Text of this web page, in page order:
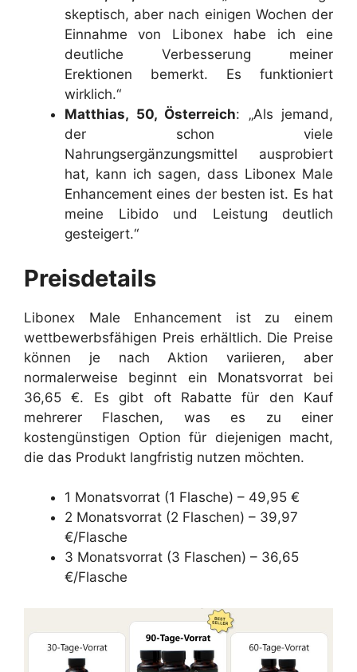
skeptisch, aber nach einigen Wochen der
Einnahme von Libonex habe ich eine
deutliche Verbesserung meiner
Erektionen bemerkt. Es funktioniert
wirklich.“
Matthias, 50, Österreich: „Als jemand,
der schon viele
Nahrungsergänzungsmittel ausprobiert
hat, kann ich sagen, dass Libonex Male
Enhancement eines der besten ist. Es hat
meine Libido und Leistung deutlich
gesteigert.“
Preisdetails
Libonex Male Enhancement ist zu einem
wettbewerbsfähigen Preis erhältlich. Die Preise
können je nach Aktion variieren, aber
normalerweise beginnt ein Monatsvorrat bei
36,65 €. Es gibt oft Rabatte für den Kauf
mehrerer Flaschen, was es zu einer
kostengünstigen Option für diejenigen macht,
die das Produkt langfristig nutzen möchten.
1 Monatsvorrat (1 Flasche) – 49,95 €
2 Monatsvorrat (2 Flaschen) – 39,97
€/Flasche
3 Monatsvorrat (3 Flaschen) – 36,65
€/Flasche